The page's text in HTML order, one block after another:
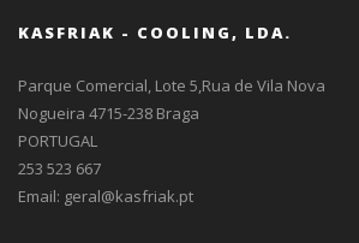
KASFRIAK - COOLING, LDA.
Parque Comercial, Lote 5,Rua de Vila Nova
Nogueira 4715-238 Braga
PORTUGAL
253 523 667
Email: geral@kasfriak.pt